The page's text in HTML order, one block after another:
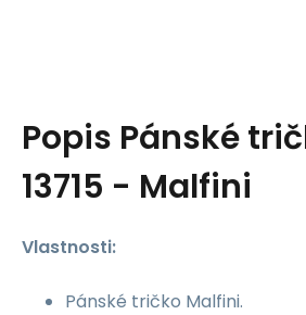
Popis Pánské
13715 - Malfini
Vlastnosti:
Pánské tričko Malfini.